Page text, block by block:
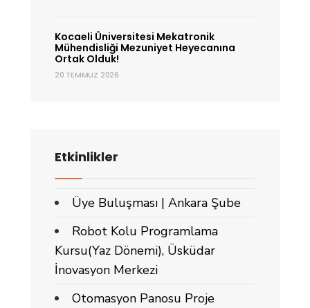
Kocaeli Üniversitesi Mekatronik
Mühendisliği Mezuniyet Heyecanına
Ortak Olduk!
20 TEMMUZ 2026
Etkinlikler
Üye Buluşması | Ankara Şube
Robot Kolu Programlama
Kursu(Yaz Dönemi), Üsküdar
İnovasyon Merkezi
Otomasyon Panosu Proje